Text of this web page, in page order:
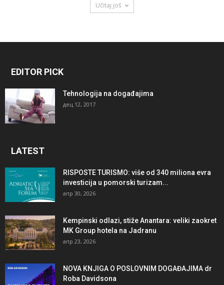
Učitaj još
EDITOR PICK
Tehnologija na događajima
дец 12, 2017
LATEST
RISPOSTE TURISMO: više od 340 miliona evra
investicija u pomorski turizam...
апр 30, 2026
Kempinski odlazi, stiže Anantara: veliki zaokret
MK Group hotela na Jadranu
апр 23, 2026
NOVA KNJIGA O POSLOVNIM DOGAĐAJIMA dr
Roba Davidsona